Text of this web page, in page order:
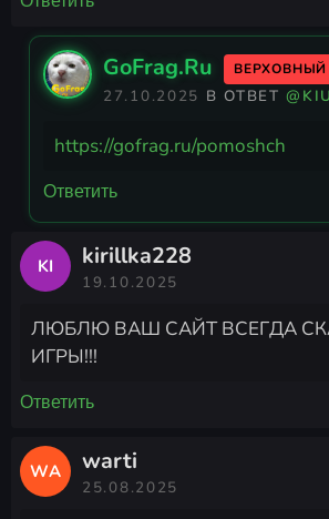
GoFrag.Ru ВЕРХОВНЫЙ
27.10.2025 В ОТВЕТ
https://gofrag.ru/pomoshch
Ответить
KI kirillka228
19.10.2025
ЛЮБЛЮ ВАШ САЙТ ВСЕГДА
ИГРЫ!!!
Ответить
WA warti
25.08.2025